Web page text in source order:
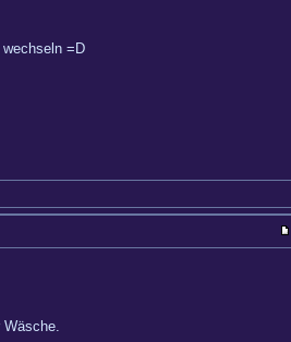
=D
Wäsche.